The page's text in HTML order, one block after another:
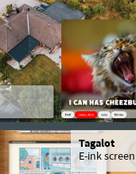
Tagalot
E-ink screen